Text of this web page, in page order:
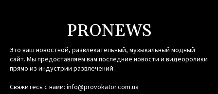
PRONEWS
Это ваш новостной, развлекательный, музыкальный модный
сайт. Мы предоставляем вам последние новости и видеоролики
прямо из индустрии развлечений.
Свяжитесь с нами: info@provokator.com.ua